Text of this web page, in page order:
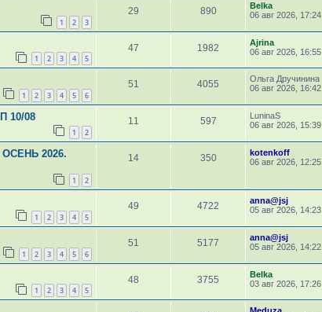
1 2 3
29 890
Belka
06 авг 2026, 17:24
1 2 3 4 5
47 1982
Ajrina
06 авг 2026, 16:55
1 2 3 4 5 6
51 4055
Ольга Дручинина
06 авг 2026, 16:42
10/08
1 2
11 597
LuninaS
06 авг 2026, 15:39
ОСЕНЬ 2026.
1 2
14 350
kotenkoff
06 авг 2026, 12:25
1 2 3 4 5
49 4722
anna@jsj
05 авг 2026, 14:23
1 2 3 4 5 6
51 5177
anna@jsj
05 авг 2026, 14:22
1 2 3 4 5
48 3755
Belka
03 авг 2026, 17:26